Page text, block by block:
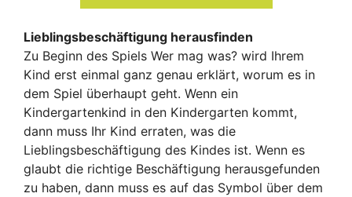
Lieblingsbeschäftigung herausfinden
Zu Beginn des Spiels Wer mag was? wird Ihrem
Kind erst einmal ganz genau erklärt, worum es in
dem Spiel überhaupt geht. Wenn ein
Kindergartenkind in den Kindergarten kommt,
dann muss Ihr Kind erraten, was die
Lieblingsbeschäftigung des Kindes ist. Wenn es
glaubt die richtige Beschäftigung herausgefunden
zu haben, dann muss es auf das Symbol über dem